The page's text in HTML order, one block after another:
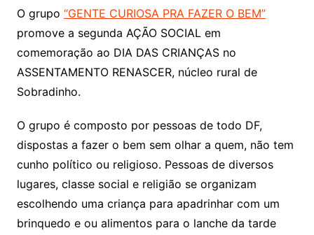
O grupo “GENTE CURIOSA PRA FAZER O BEM”
promove a segunda AÇÃO SOCIAL em
comemoração ao DIA DAS CRIANÇAS no
ASSENTAMENTO RENASCER, núcleo rural de
Sobradinho.
O grupo é composto por pessoas de todo DF,
dispostas a fazer o bem sem olhar a quem, não tem
cunho político ou religioso. Pessoas de diversos
lugares, classe social e religião se organizam
escolhendo uma criança para apadrinhar com um
brinquedo e ou alimentos para o lanche da tarde